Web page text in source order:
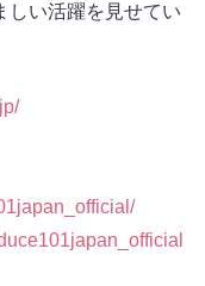
しい活躍を見せてい